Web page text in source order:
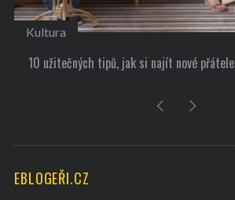
Kultura
10 užitečných tipů, jak si najít nové přátele
EBLOGEŘI.CZ